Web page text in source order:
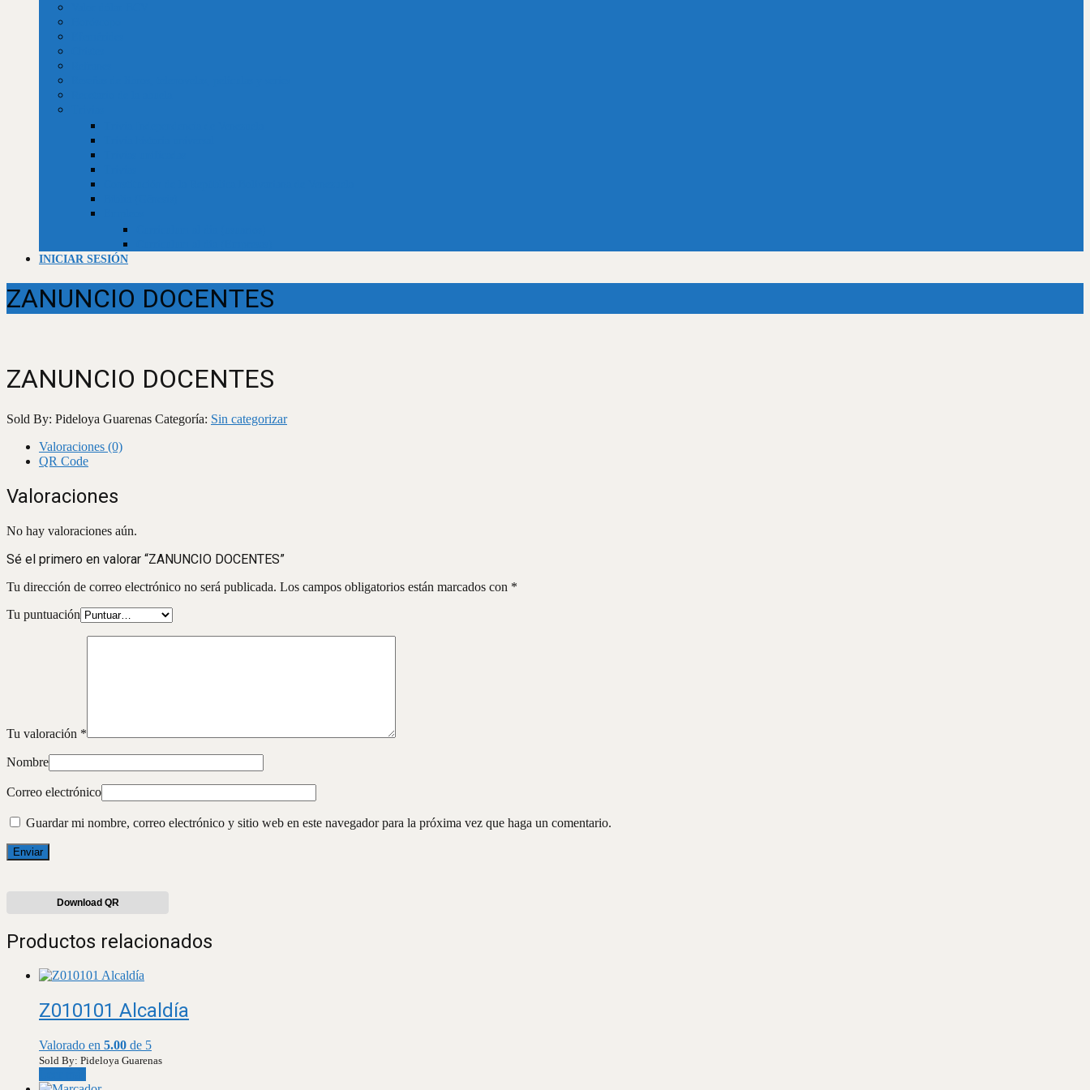
INICIAR SESIÓN
ZANUNCIO DOCENTES
ZANUNCIO DOCENTES
Sold By: Pideloya Guarenas Categoría: Sin categorizar
Valoraciones (0)
QR Code
Valoraciones
No hay valoraciones aún.
Sé el primero en valorar “ZANUNCIO DOCENTES”
Tu dirección de correo electrónico no será publicada. Los campos obligatorios están marcados con *
Tu puntuación
Tu valoración *
Nombre
Correo electrónico
Guardar mi nombre, correo electrónico y sitio web en este navegador para la próxima vez que haga un comentario.
Download QR
Productos relacionados
Z010101 Alcaldía
Valorado en 5.00 de 5
Sold By: Pideloya Guarenas